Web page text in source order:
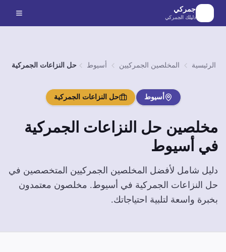
الانتقال إلى المحتوى الرئيسي
جمركي
دليلك الجمركي
الرئيسية المخلصين الجمركيين أسيوط حل النزاعات الجمركية
أسيوط حل النزاعات الجمركية
مخلصين حل النزاعات الجمركية
في أسيوط
دليل شامل لأفضل المخلصين الجمركيين المتخصصين في
حل النزاعات الجمركية في أسيوط. مخلصون معتمدون
بخبرة واسعة لتلبية احتياجاتك.